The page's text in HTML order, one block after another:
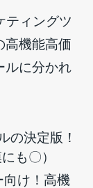
ティングツ
高機能高価
ルに分かれ
の決定版！
も〇）
け！高機